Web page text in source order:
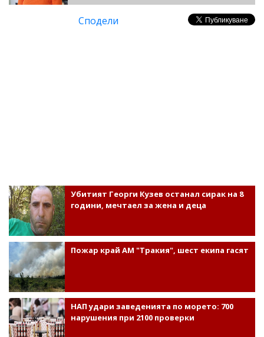
Сподели
Убитият Георги Кузев останал сирак на 8
години, мечтаел за жена и деца
Пожар край АМ "Тракия", шест екипа гасят
НАП удари заведенията по морето: 700
нарушения при 2100 проверки